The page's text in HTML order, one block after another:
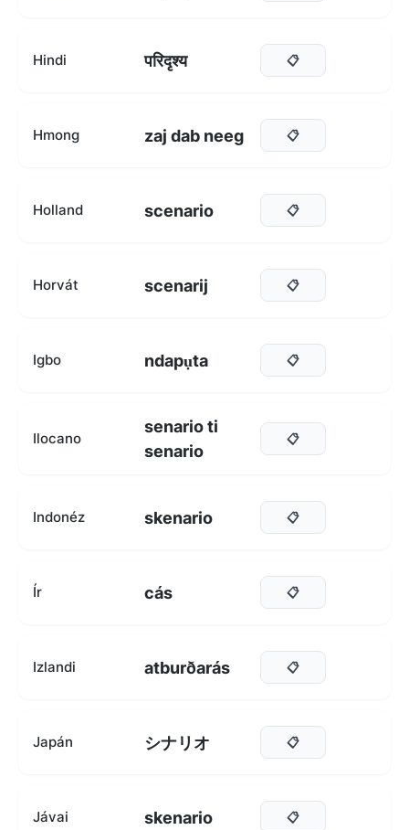
Hindi परिदृश्य 📋
Hmong zaj dab neeg 📋
Holland scenario 📋
Horvát scenarij 📋
Igbo ndapụta 📋
Ilocano
senario ti
senario
📋
Indonéz skenario 📋
Ír cás 📋
Izlandi atburðarás 📋
Japán シナリオ 📋
Jávai skenario 📋